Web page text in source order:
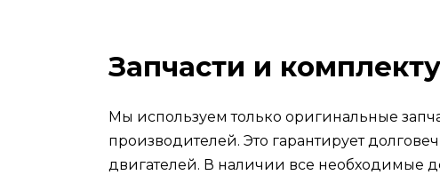
Запчасти и
Мы используем только оригинальные
производителей. Это гарантирует
двигателей. В наличии все необходимые